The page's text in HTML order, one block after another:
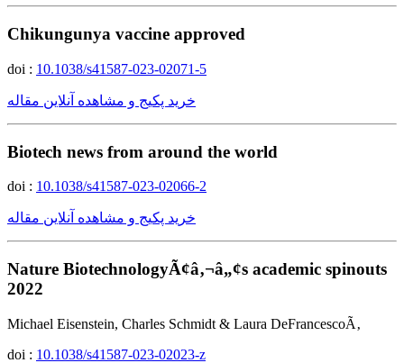
Chikungunya vaccine approved
doi : 10.1038/s41587-023-02071-5
خرید پکیج و مشاهده آنلاین مقاله
Biotech news from around the world
doi : 10.1038/s41587-023-02066-2
خرید پکیج و مشاهده آنلاین مقاله
Nature BiotechnologyÃ¢â‚¬â„¢s academic spinouts
2022
Michael Eisenstein, Charles Schmidt & Laura DeFrancescoÃ‚
doi : 10.1038/s41587-023-02023-z